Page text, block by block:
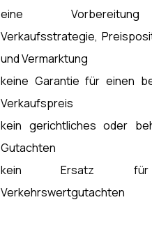
eine
Verkaufsstrategie,
und Vermarktung
keine Garantie für einen
Verkaufspreis
kein gerichtliches oder
Gutachten
kein Ersatz
Verkehrswertgutachten